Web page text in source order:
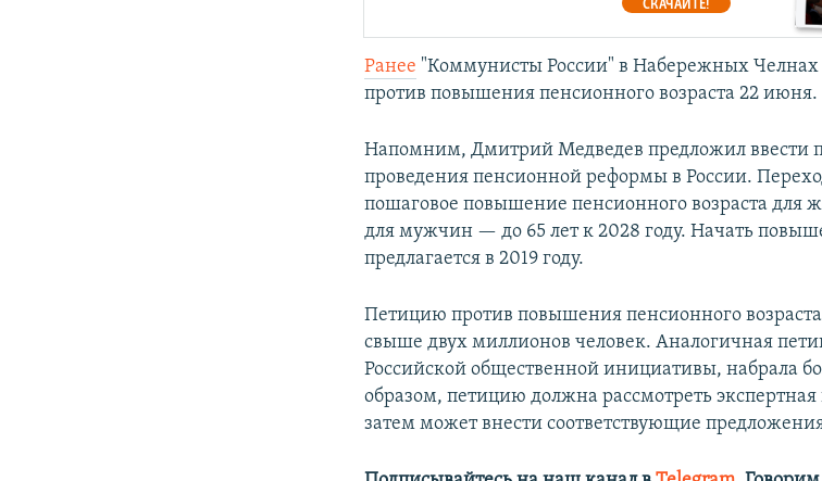
СКАЧАЙТЕ!
Ранее "Коммунисты России" в Набережных Челнах
против повышения пенсионного возраста 22 июня.
Напомним, Дмитрий Медведев предложил ввести
проведения пенсионной реформы в России.
пошаговое повышение пенсионного возраста для
для мужчин — до 65 лет к 2028 году. Начать
предлагается в 2019 году.
Петицию против повышения пенсионного
свыше двух миллионов человек. Аналогичная
Российской общественной инициативы, набрала
образом, петицию должна рассмотреть экспертная
затем может внести соответствующие